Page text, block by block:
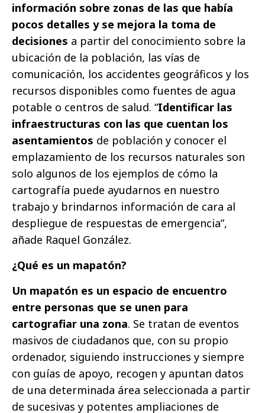
información sobre zonas de las que había
pocos detalles y se mejora la toma de
decisiones a partir del conocimiento sobre la
ubicación de la población, las vías de
comunicación, los accidentes geográficos y los
recursos disponibles como fuentes de agua
potable o centros de salud. “Identificar las
infraestructuras con las que cuentan los
asentamientos de población y conocer el
emplazamiento de los recursos naturales son
solo algunos de los ejemplos de cómo la
cartografía puede ayudarnos en nuestro
trabajo y brindarnos información de cara al
despliegue de respuestas de emergencia”,
añade Raquel González.
¿Qué es un mapatón?
Un mapatón es un espacio de encuentro
entre personas que se unen para
cartografiar una zona. Se tratan de eventos
masivos de ciudadanos que, con su propio
ordenador, siguiendo instrucciones y siempre
con guías de apoyo, recogen y apuntan datos
de una determinada área seleccionada a partir
de sucesivas y potentes ampliaciones de